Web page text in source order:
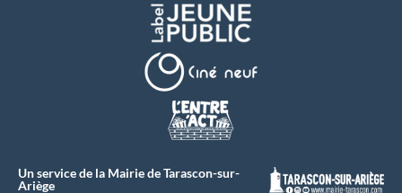
Un service de la Mairie de Tarascon-sur-
Ariège